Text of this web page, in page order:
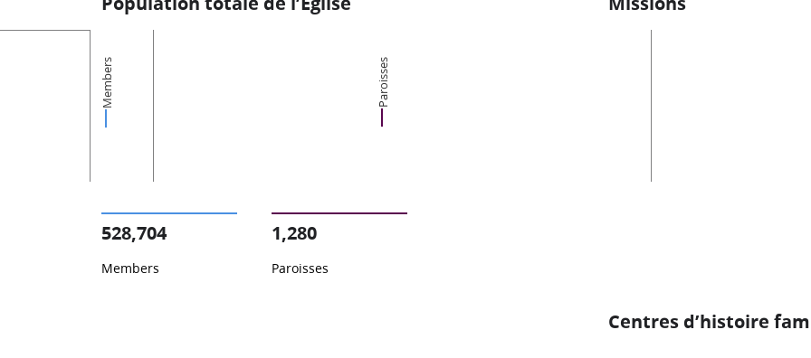
Members Paroisses
528,704
Members
1,280
Paroisses
Centres d’histoire